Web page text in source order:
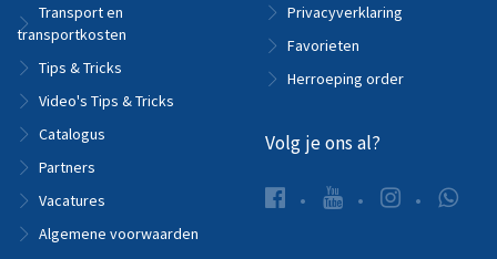
Transport en
transportkosten
Tips & Tricks
Video's Tips & Tricks
Catalogus
Partners
Vacatures
Algemene voorwaarden
Privacyverklaring
Favorieten
Herroeping order
Volg je ons al?